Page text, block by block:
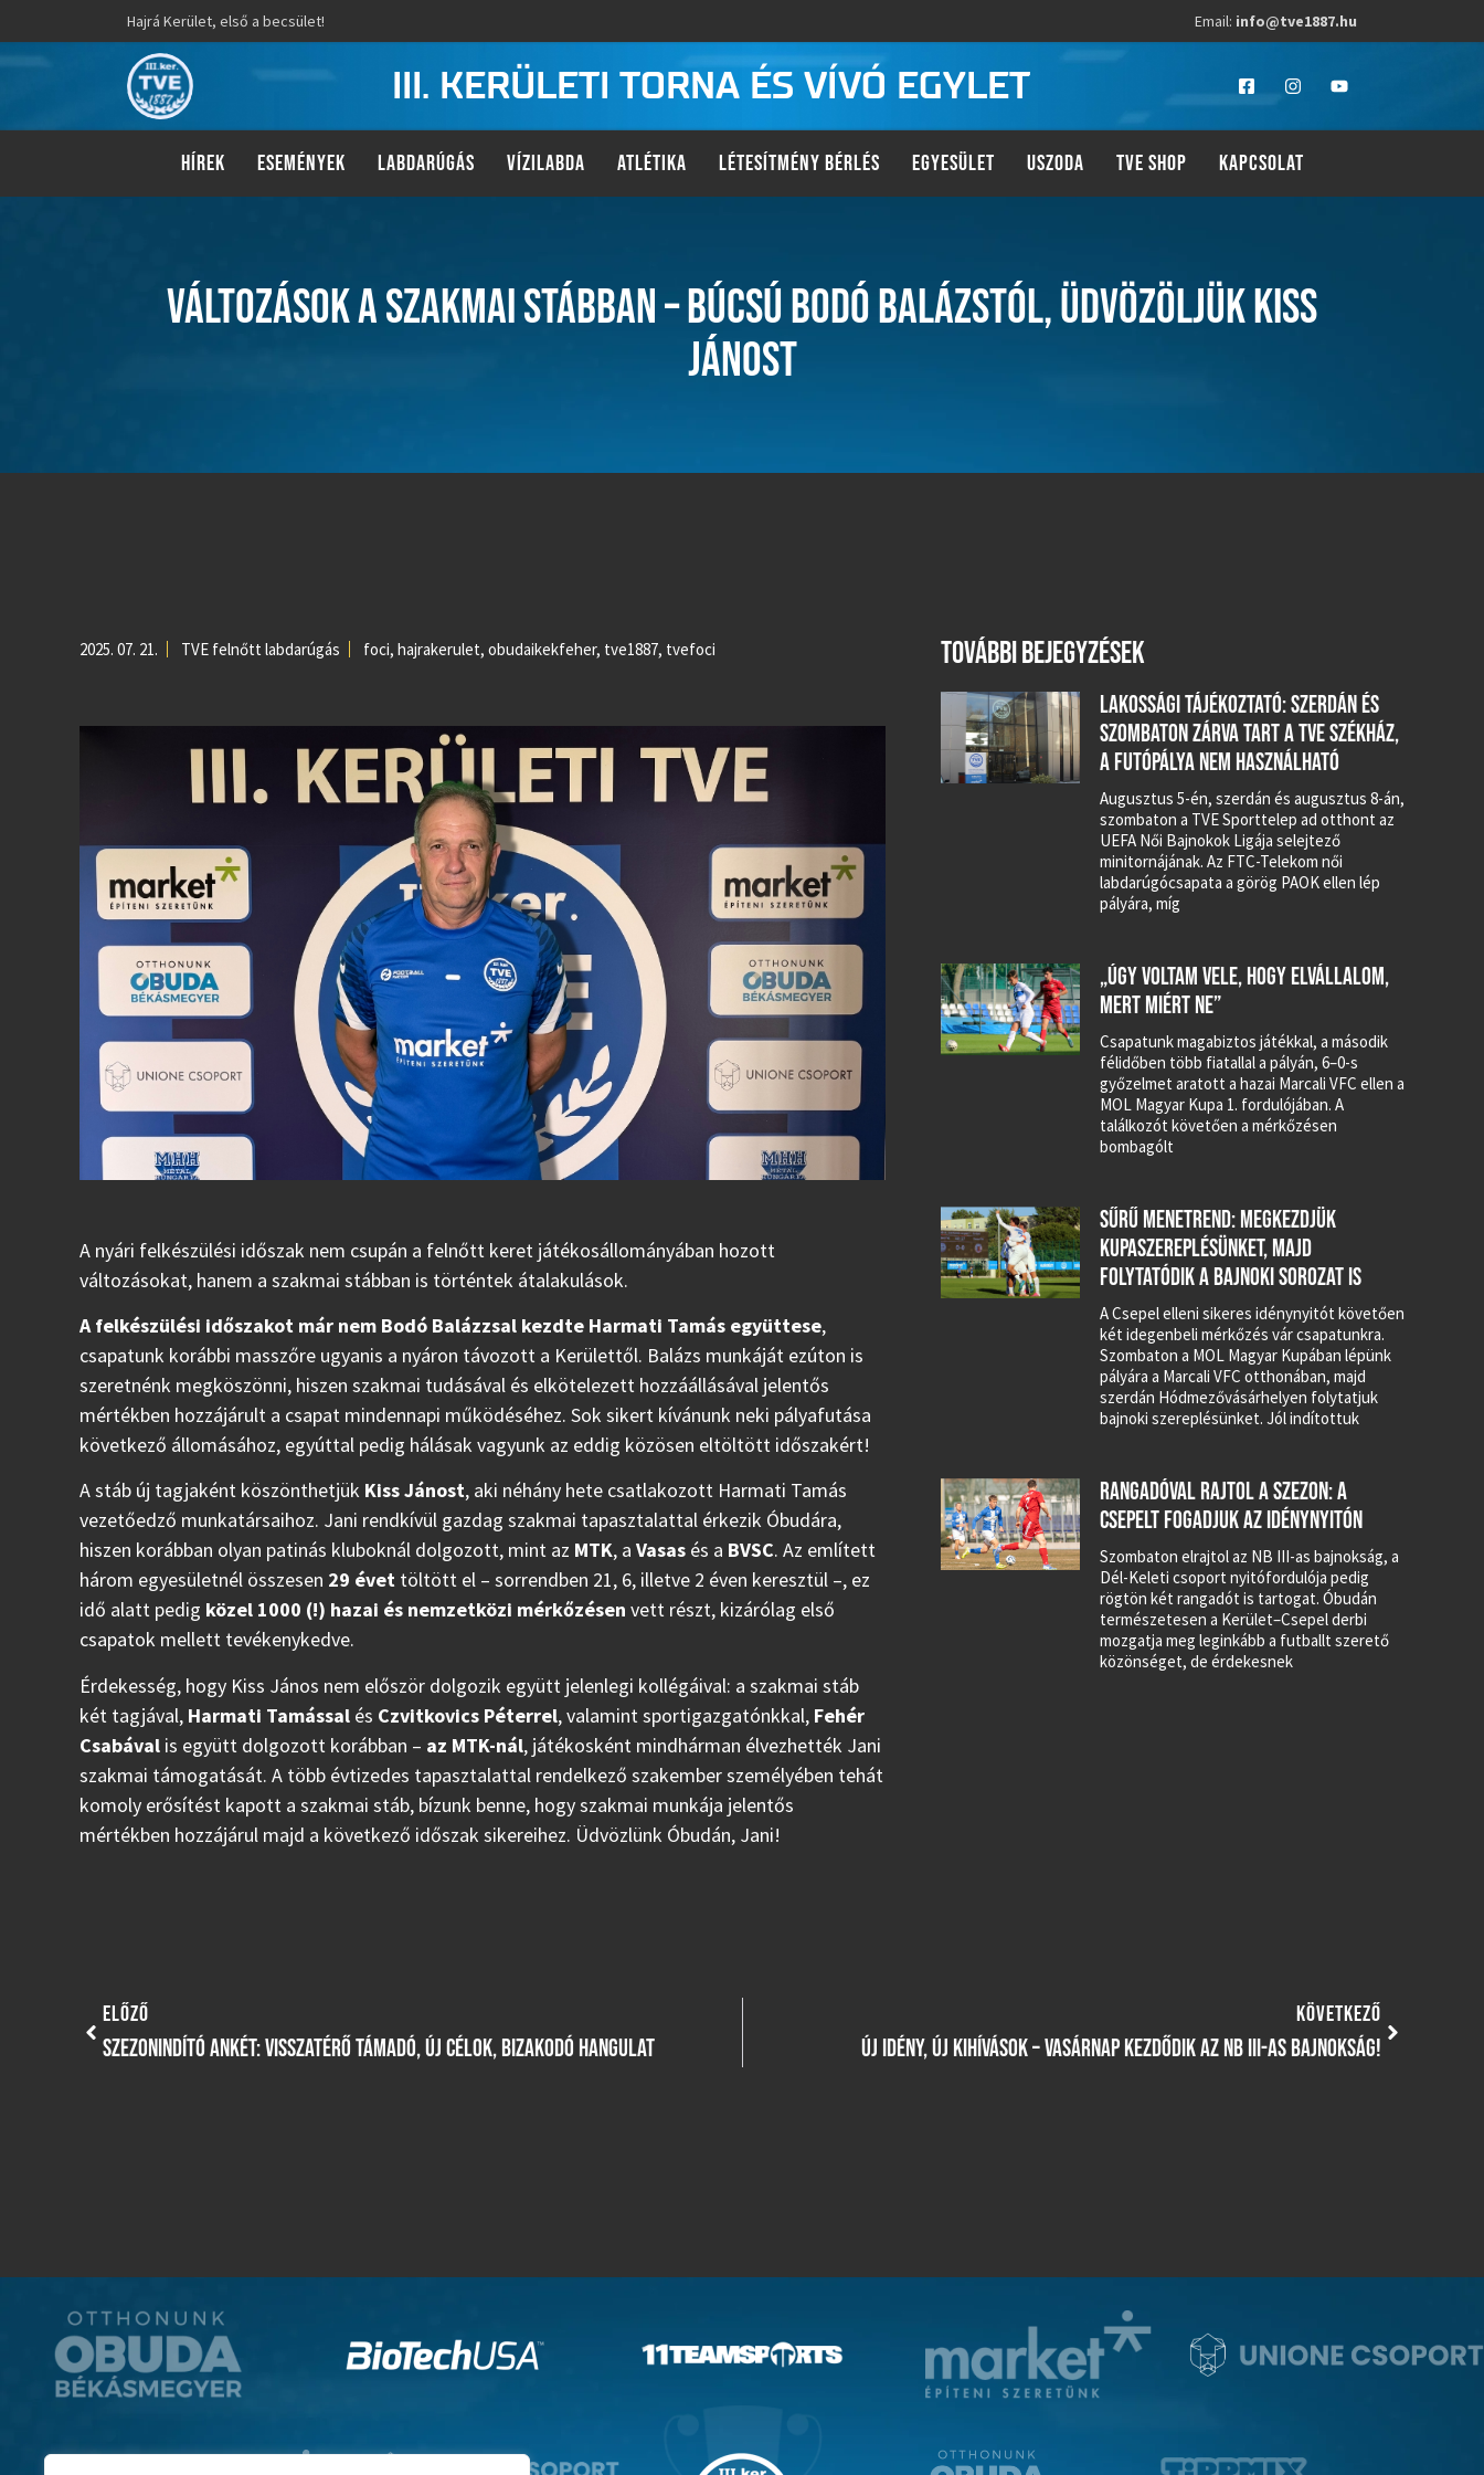
Hajrá Kerület, első a becsület! Email: info@tve1887.hu
III. KERÜLETI TORNA ÉS VÍVÓ EGYLET
HÍREK ESEMÉNYEK LABDARÚGÁS VÍZILABDA ATLÉTIKA LÉTESÍTMÉNY BÉRLÉS EGYESÜLET USZODA TVE SHOP KAPCSOLAT
VÁLTOZÁSOK A SZAKMAI STÁBBAN – BÚCSÚ BODÓ BALÁZSTÓL, ÜDVÖZÖLJÜK KISS
JÁNOST
2025. 07. 21. TVE felnőtt labdarúgás foci, hajrakerulet, obudaikekfeher, tve1887, tvefoci
A nyári felkészülési időszak nem csupán a felnőtt keret játékosállományában hozott
változásokat, hanem a szakmai stábban is történtek átalakulások.
A felkészülési időszakot már nem Bodó Balázzsal kezdte Harmati Tamás együttese,
csapatunk korábbi masszőre ugyanis a nyáron távozott a Kerülettől. Balázs munkáját ezúton is
szeretnénk megköszönni, hiszen szakmai tudásával és elkötelezett hozzáállásával jelentős
mértékben hozzájárult a csapat mindennapi működéséhez. Sok sikert kívánunk neki pályafutása
következő állomásához, egyúttal pedig hálásak vagyunk az eddig közösen eltöltött időszakért!
A stáb új tagjaként köszönthetjük Kiss Jánost, aki néhány hete csatlakozott Harmati Tamás
vezetőedző munkatársaihoz. Jani rendkívül gazdag szakmai tapasztalattal érkezik Óbudára,
hiszen korábban olyan patinás kluboknál dolgozott, mint az MTK, a Vasas és a BVSC. Az említett
három egyesületnél összesen 29 évet töltött el – sorrendben 21, 6, illetve 2 éven keresztül –, ez
idő alatt pedig közel 1000 (!) hazai és nemzetközi mérkőzésen vett részt, kizárólag első
csapatok mellett tevékenykedve.
Érdekesség, hogy Kiss János nem először dolgozik együtt jelenlegi kollégáival: a szakmai stáb
két tagjával, Harmati Tamással és Czvitkovics Péterrel, valamint sportigazgatónkkal, Fehér
Csabával is együtt dolgozott korábban – az MTK-nál, játékosként mindhárman élvezhették Jani
szakmai támogatását. A több évtizedes tapasztalattal rendelkező szakember személyében tehát
komoly erősítést kapott a szakmai stáb, bízunk benne, hogy szakmai munkája jelentős
mértékben hozzájárul majd a következő időszak sikereihez. Üdvözlünk Óbudán, Jani!
TOVÁBBI BEJEGYZÉSEK
LAKOSSÁGI TÁJÉKOZTATÓ: SZERDÁN ÉS
SZOMBATON ZÁRVA TART A TVE SZÉKHÁZ,
A FUTÓPÁLYA NEM HASZNÁLHATÓ
Augusztus 5-én, szerdán és augusztus 8-án,
szombaton a TVE Sporttelep ad otthont az
UEFA Női Bajnokok Ligája selejtező
minitornájának. Az FTC-Telekom női
labdarúgócsapata a görög PAOK ellen lép
pályára, míg
„ÚGY VOLTAM VELE, HOGY ELVÁLLALOM,
MERT MIÉRT NE”
Csapatunk magabiztos játékkal, a második
félidőben több fiatallal a pályán, 6–0-s
győzelmet aratott a hazai Marcali VFC ellen a
MOL Magyar Kupa 1. fordulójában. A
találkozót követően a mérkőzésen
bombagólt
SŰRŰ MENETREND: MEGKEZDJÜK
KUPASZEREPLÉSÜNKET, MAJD
FOLYTATÓDIK A BAJNOKI SOROZAT IS
A Csepel elleni sikeres idénynyitót követően
két idegenbeli mérkőzés vár csapatunkra.
Szombaton a MOL Magyar Kupában lépünk
pályára a Marcali VFC otthonában, majd
szerdán Hódmezővásárhelyen folytatjuk
bajnoki szereplésünket. Jól indítottuk
RANGADÓVAL RAJTOL A SZEZON: A
CSEPELT FOGADJUK AZ IDÉNYNYITÓN
Szombaton elrajtol az NB III-as bajnokság, a
Dél-Keleti csoport nyitófordulója pedig
rögtön két rangadót is tartogat. Óbudán
természetesen a Kerület–Csepel derbi
mozgatja meg leginkább a futballt szerető
közönséget, de érdekesnek
ELŐZŐ
SZEZONINDÍTÓ ANKÉT: VISSZATÉRŐ TÁMADÓ, ÚJ CÉLOK, BIZAKODÓ HANGULAT
KÖVETKEZŐ
ÚJ IDÉNY, ÚJ KIHÍVÁSOK – VASÁRNAP KEZDŐDIK AZ NB III-AS BAJNOKSÁG!